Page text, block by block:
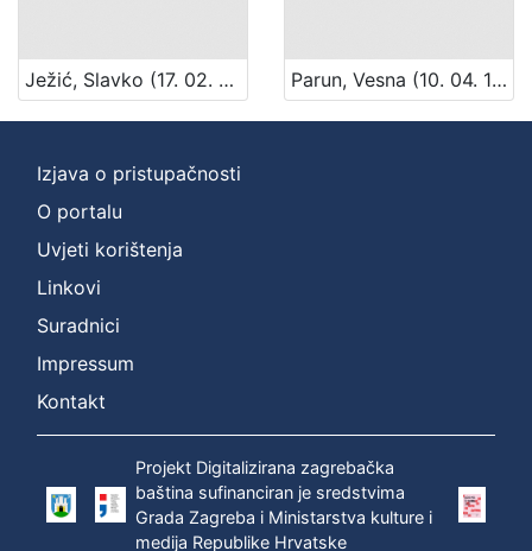
Ježić, Slavko (17. 02. 1895. – 5. 05. 1969.) Parun, Vesna (10. 04. 1922. – 25. 10. 2010.)
Izjava o pristupačnosti
O portalu
Uvjeti korištenja
Linkovi
Suradnici
Impressum
Kontakt
Projekt Digitalizirana zagrebačka
baština sufinanciran je sredstvima
Grada Zagreba i Ministarstva kulture i
medija Republike Hrvatske